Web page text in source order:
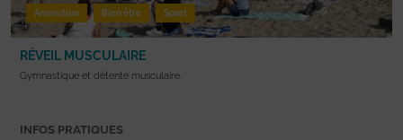
Animation Bien être Sport
RÉVEIL MUSCULAIRE
Gymnastique et détente musculaire.
INFOS PRATIQUES